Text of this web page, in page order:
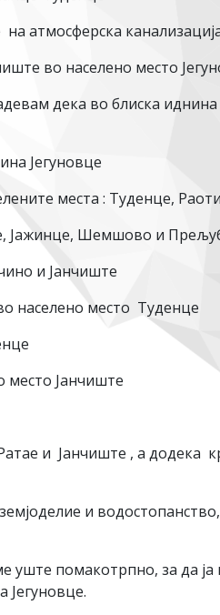
атмосферска
во населено место
дека во блиска
Јегуновце
места : Туденце,
Јажинце, Шемшово и
и Јанчиште
населено место Туденце
место Јанчиште
и Јанчиште , а додека
и
уште помакотрпно, за да
Јегуновце.